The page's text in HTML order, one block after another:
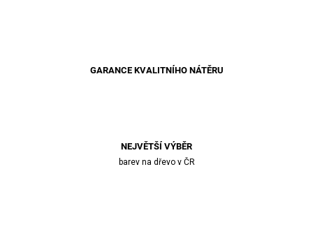
GARANCE KVALITNÍHO NÁTĚRU
NEJVĚTŠÍ VÝBĚR
barev na dřevo v ČR